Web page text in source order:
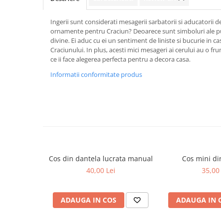
Ingerii sunt considerati mesagerii sarbatorii si aducatorii
ornamente pentru Craciun? Deoarece sunt simboluri ale
divine. Ei aduc cu ei un sentiment de liniste si bucurie in
Craciunului. In plus, acesti mici mesageri ai cerului au o
ce ii face alegerea perfecta pentru a decora casa.
Informatii conformitate produs
Cos din dantela lucrata manual
40,00 Lei
ADAUGA IN COS
Cos mini
35,00
ADAUGA IN